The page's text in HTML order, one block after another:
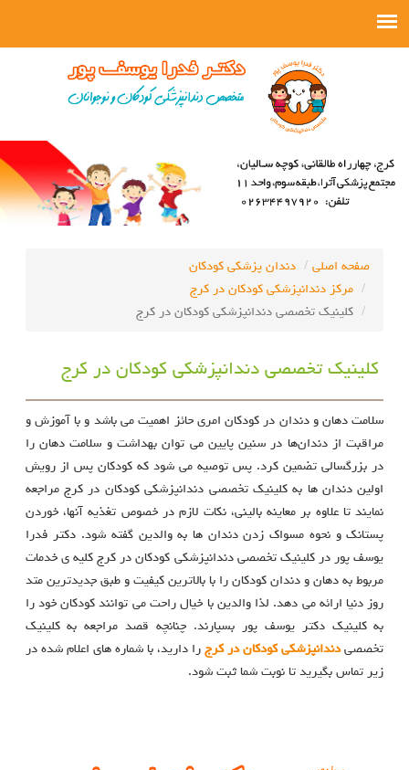
صفحه اصلی
دندان پزشکی کودکان
مرکز دندانپزشکی کودکان در کرج
کلینیک تخصصی دندانپزشکی کودکان در کرج
کلینیک تخصصی دندانپزشکی کودکان در کرج
سلامت دهان و دندان در کودکان امری حائز اهمیت می باشد و با آموزش و
مراقبت از دندان‌ها در سنین پایین می توان بهداشت و سلامت دهان را
در بزرگسالی تضمین کرد. پس توصیه می شود که کودکان پس از رویش
اولین دندان ها به کلینیک تخصصی دندانپزشکی کودکان در کرج مراجعه
نمایند تا علاوه بر معاینه بالینی، نکات لازم در خصوص تغذیه آنها، خوردن
پستانک و نحوه مسواک زدن دندان ها به والدین گفته شود. دکتر فدرا
یوسف پور در کلینیک تخصصی دندانپزشکی کودکان در کرج کلیه ی خدمات
مربوط به دهان و دندان کودکان را با بالاترین کیفیت و طبق جدیدترین متد
روز دنیا ارائه می دهد. لذا والدین با خیال راحت می توانند کودکان خود را
به کلینیک دکتر یوسف پور بسپارند. چنانچه قصد مراجعه به کلینیک
تخصصیدندانپزشکی کودکان در کرجرا دارید، با شماره های اعلام شده در
زیر تماس بگیرید تا نوبت شما ثبت شود.